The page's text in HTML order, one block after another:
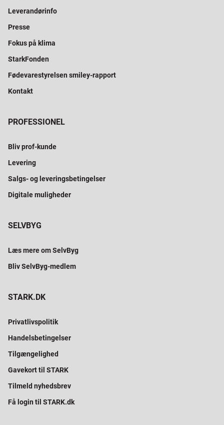
Leverandørinfo
Presse
Fokus på klima
StarkFonden
Fødevarestyrelsen smiley-rapport
Kontakt
PROFESSIONEL
Bliv prof-kunde
Levering
Salgs- og leveringsbetingelser
Digitale muligheder
SELVBYG
Læs mere om SelvByg
Bliv SelvByg-medlem
STARK.DK
Privatlivspolitik
Handelsbetingelser
Tilgængelighed
Gavekort til STARK
Tilmeld nyhedsbrev
Få login til STARK.dk